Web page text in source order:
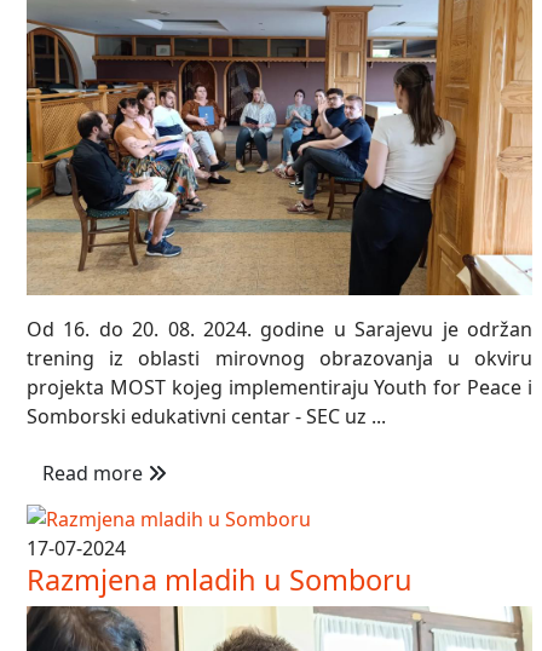
Od 16. do 20. 08. 2024. godine u Sarajevu je održan
trening iz oblasti mirovnog obrazovanja u okviru
projekta MOST kojeg implementiraju Youth for Peace i
Somborski edukativni centar - SEC uz ...
Read more
17-07-2024
Razmjena mladih u Somboru